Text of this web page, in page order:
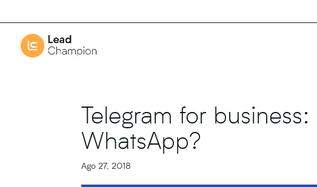
Telegram for
WhatsApp?
Ago 27, 2018